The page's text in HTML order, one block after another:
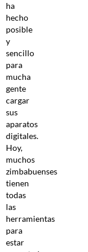
ha
hecho
posible
y
sencillo
para
mucha
gente
cargar
sus
aparatos
digitales.
Hoy,
muchos
zimbabuenses
tienen
todas
las
herramientas
para
estar